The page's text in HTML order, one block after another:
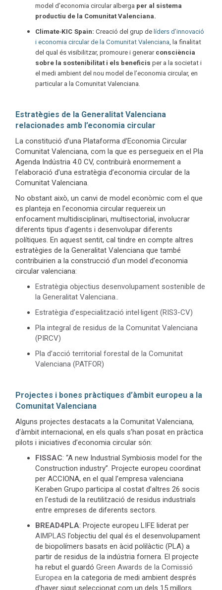
model d’economia circular alberga per al sistema
productiu de la Comunitat Valenciana.
Climate-KIC Spain: Creació del grup de líders d’innovació
i economia circular de la Comunitat Valenciana, la finalitat
del qual és visibilitzar, promoure i generar consciència
sobre la sostenibilitat i els beneficis per a la societat i
el medi ambient del nou model de l’economia circular, en
particular a la Comunitat Valenciana.
Estratègies de la Generalitat Valenciana
relacionades amb l’economia circular
La constitució d’una Plataforma d’Economia Circular
Comunitat Valenciana, com la que es persegueix en el Pla
Agenda Indústria 4.0 CV, contribuirà enormement a
l’elaboració d’una estratègia d’economia circular de la
Comunitat Valenciana.
No obstant això, un canvi de model econòmic com el que
es planteja en l’economia circular requereix un
enfocament multidisciplinari, multisectorial, involucrar
diferents tipus d’agents i desenvolupar diferents
polítiques. En aquest sentit, cal tindre en compte altres
estratègies de la Generalitat Valenciana que també
contribuirien a la construcció d’un model d’economia
circular valenciana:
Estratègia objectius desenvolupament sostenible de
la Generalitat Valenciana..
Estratègia d’especialització intel·ligent (RIS3-CV)
Pla integral de residus de la Comunitat Valenciana
(PIRCV)
Pla d’acció territorial forestal de la Comunitat
Valenciana (PATFOR)
Projectes i bones pràctiques d’àmbit europeu a la
Comunitat Valenciana
Alguns projectes destacats a la Comunitat Valenciana,
d’àmbit internacional, en els quals s’han posat en pràctica
pilots i iniciatives d’economia circular són:
FISSAC: “A new Industrial Symbiosis model for the
Construction industry”. Projecte europeu coordinat
per ACCIONA, en el qual l’empresa valenciana
Keraben Grupo participa al costat d’altres 26 socis
en l’estudi de la reutilització de residus industrials
entre empreses de diferents sectors.
BREAD4PLA: Projecte europeu LIFE liderat per
AIMPLAS l’objectiu del qual és el desenvolupament
de biopolímers basats en àcid polilàctic (PLA) a
partir de residus de la indústria fornera. El projecte
ha rebut el guardó Green Awards de la Comissió
Europea en la categoria de medi ambient després
d’haver sigut seleccionat com un dels 15 millors